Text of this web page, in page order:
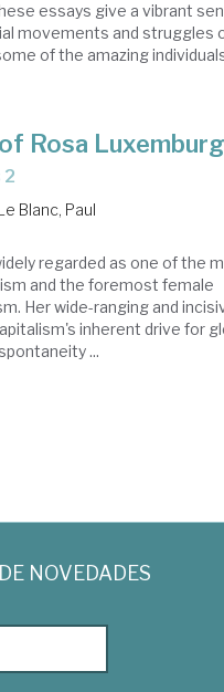
essays give a vibrant
movements and struggles
of the amazing
Rosa Luxemburg
2
Blanc, Paul
regarded as one of the
and the foremost female
Her wide-ranging and
inherent drive for
...
NOVEDADES